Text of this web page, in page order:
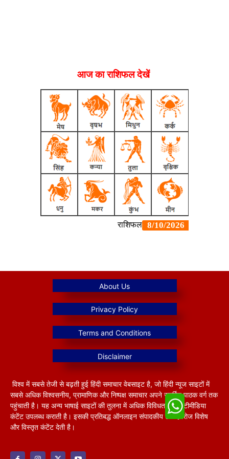
आज का राशिफल देखें
विश्व में सबसे तेजी से बढ़ती हुई हिंदी समाचार वेबसाइट है, जो हिंदी न्यूज साइटों में
सबसे अधिक विश्वसनीय, प्रामाणिक और निष्पक्ष समाचार अपने समर्पित पाठक वर्ग तक
पहुंचाती है। यह अन्य भाषाई साइटों की तुलना में अधिक विविधतापूर्ण मल्टीमीडिया
कंटेंट उपलब्ध कराती है। इसकी प्रतिबद्ध ऑनलाइन संपादकीय टीम हररोज विशेष
और विस्तृत कंटेंट देती है।